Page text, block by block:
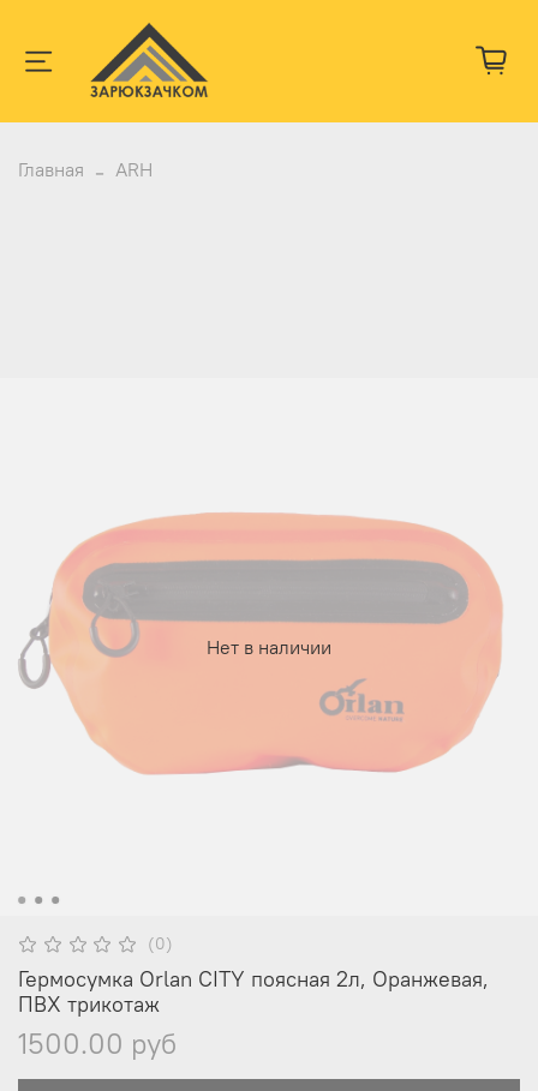
Главная ARH
Нет в наличии
(0)
Гермосумка Orlan CITY поясная 2л, Оранжевая,
ПВХ трикотаж
1500.00 руб